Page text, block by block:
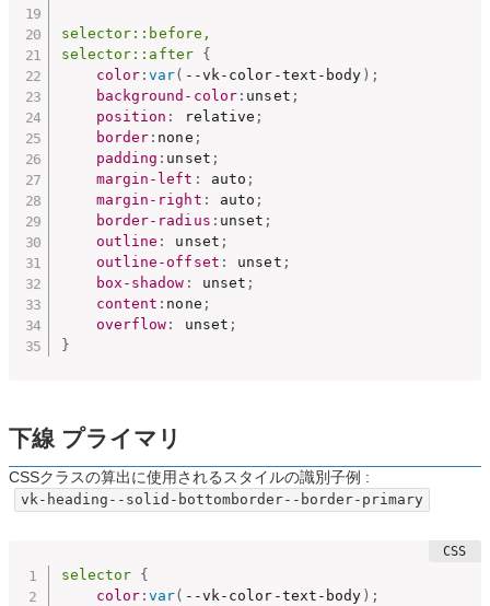
selector::before,
selector::after {
color :var( --vk-color-text-body ) ;
background-color : unset ;
position : relative ;
border : none ;
padding : unset ;
margin-left : auto ;
margin-right : auto ;
border-radius : unset ;
outline : unset ;
outline-offset : unset ;
box-shadow : unset ;
content : none ;
overflow : unset ;
}
下線 プライマリ
CSSクラスの算出に使用されるスタイルの識別子例 :
vk-heading--solid-bottomborder--border-primary
selector {
color :var( --vk-color-text-body ) ;